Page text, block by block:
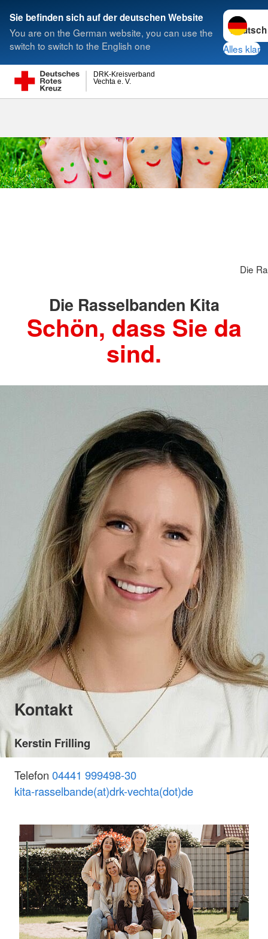
Sie befinden sich auf der deutschen Website
You are on the German website, you can use the
switch to switch to the English one
Sprache
Alles klar
Vechta e. V.
DRK-Kreisverband
Suche
Die
Die Rasselbanden Kita
Schön, dass Sie da
sind.
Kontakt
Kerstin Frilling
Telefon 04441 999498-30
kita-rasselbande(at)drk-vechta(dot)de